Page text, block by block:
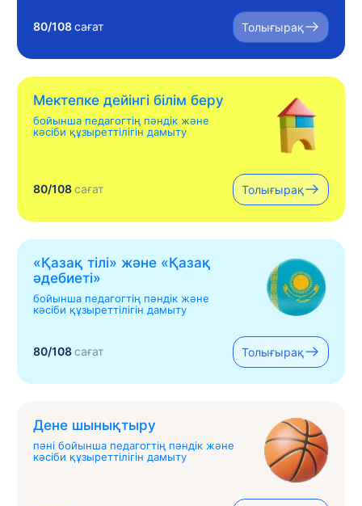
80/108сағат Толығырақ
Мектепке дейінгі білім беру
бойынша педагогтің пәндік және
кәсіби құзыреттілігін дамыту
80/108сағат Толығырақ
«Қазақ тілі» жəне «Қазақ
əдебиеті»
бойынша педагогтің пәндік және
кәсіби құзыреттілігін дамыту
80/108сағат Толығырақ
Дене шынықтыру
пәні бойынша педагогтің пәндік және
кәсіби құзыреттілігін дамыту